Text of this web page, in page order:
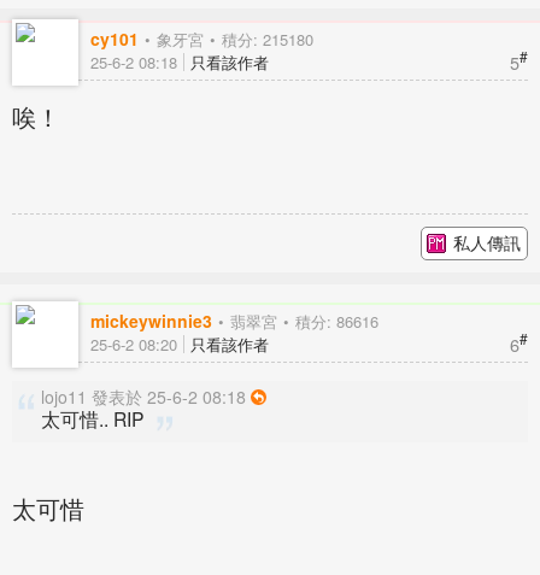
cy101 象牙宮 積分: 215180
5#
25-6-2 08:18 只看該作者
唉！
私人傳訊
mickeywinnie3 翡翠宮 積分: 86616
6#
25-6-2 08:20 只看該作者
lojo11 發表於 25-6-2 08:18
太可惜.. RIP
太可惜